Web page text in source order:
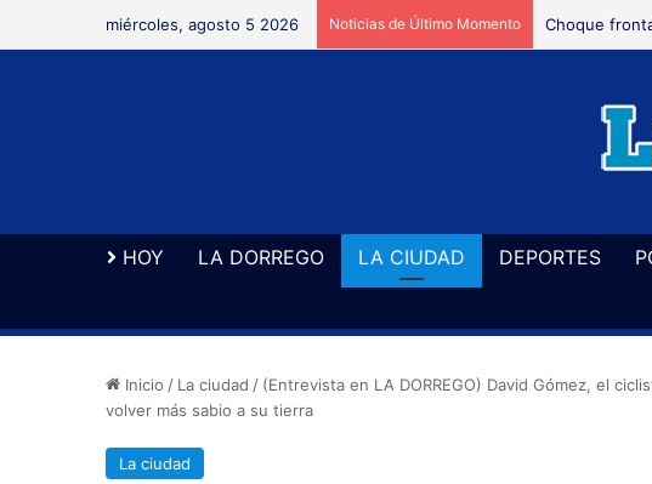
miércoles, agosto 5 2026 Noticias de Último Momento Choque
HOY LA DORREGO LA CIUDAD DEPORTES
Inicio / La ciudad / (Entrevista en LA DORREGO) David Gómez, el
volver más sabio a su tierra
La ciudad